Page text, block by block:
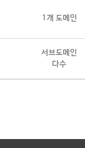
1개 도메인
서브도메인
다수